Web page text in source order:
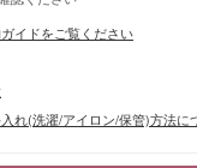
イドをご覧ください
れ(洗濯/アイロン/保管)方法に